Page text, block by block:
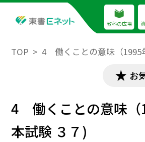
教科の広場
TOP 4 働くことの意味（1995
お
4 働くことの意味（
本試験 ３７)